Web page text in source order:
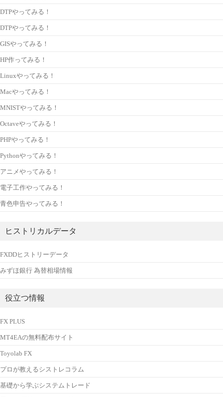
DTPやってみる！
DTPやってみる！
GISやってみる！
HP作ってみる！
Linuxやってみる！
Macやってみる！
MNISTやってみる！
Octaveやってみる！
PHPやってみる！
Pythonやってみる！
アニメやってみる！
電子工作やってみる！
青色申告やってみる！
ヒストリカルデータ
FXDDヒストリーデータ
みずほ銀行 為替相場情報
役立つ情報
FX PLUS
MT4EAの無料配布サイト
Toyolab FX
プロが教えるシストレコラム
基礎から学ぶシステムトレード